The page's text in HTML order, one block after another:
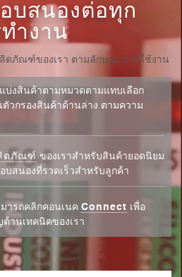
สนองต่อทุก
ำงาน
ตภัณฑ์ของเรา ตามลักษณะการใช้งาน
บ่งสินค้าตามหมวดตามแทบเลือก
วกรองสินค้าด้านล่าง ตามความ
ตภัณฑ์ ของเราสำหรับสินค้ายอดนิยม
บสนองที่รวดเร็วสำหรับลูกค้า
ารถคลิกคอนเนค Connect เพื่อ
านเทคนิคของเรา